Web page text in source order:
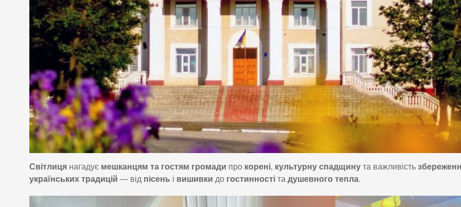
Світлиця нагадує мешканцям та гостям громади про корені, культурну спадщину та важливість
українських традицій — від пісень і вишивки до гостинності та душевного тепла.